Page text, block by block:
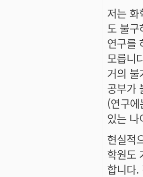
저는
도 불구
연구를
모릅니
거의 불
공부가
(연구
있는 나
현실적
학원도
합니다